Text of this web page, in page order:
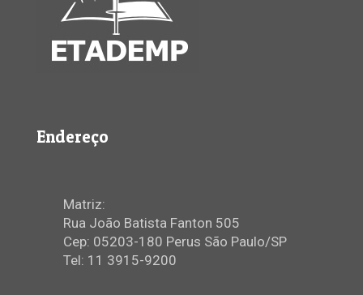
Endereço
Matriz:
Rua João Batista Fanton 505
Cep: 05203-180 Perus São Paulo/SP
Tel: 11 3915-9200